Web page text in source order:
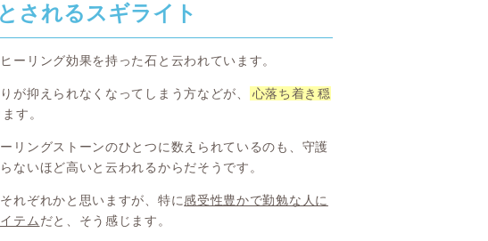
されるスギライト
ーリング効果を持った石と云われています。
が抑えられなくなってしまう方などが、
心落ち着き穏
す。
リングストーンのひとつに数えられているのも、守護
ないほど高いと云われるからだそうです。
れぞれかと思いますが、特に感受性豊かで勤勉な人に
テム だと、そう感じます。